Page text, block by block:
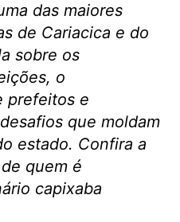
das maiores
de Cariacica e do
sobre os
o
prefeitos e
que moldam
estado. Confira a
quem é
capixaba